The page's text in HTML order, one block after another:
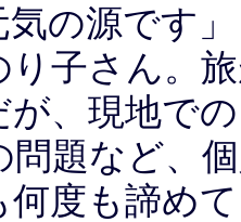
気の源です
り子さん。
が、現地で
問題など、
何度も諦め